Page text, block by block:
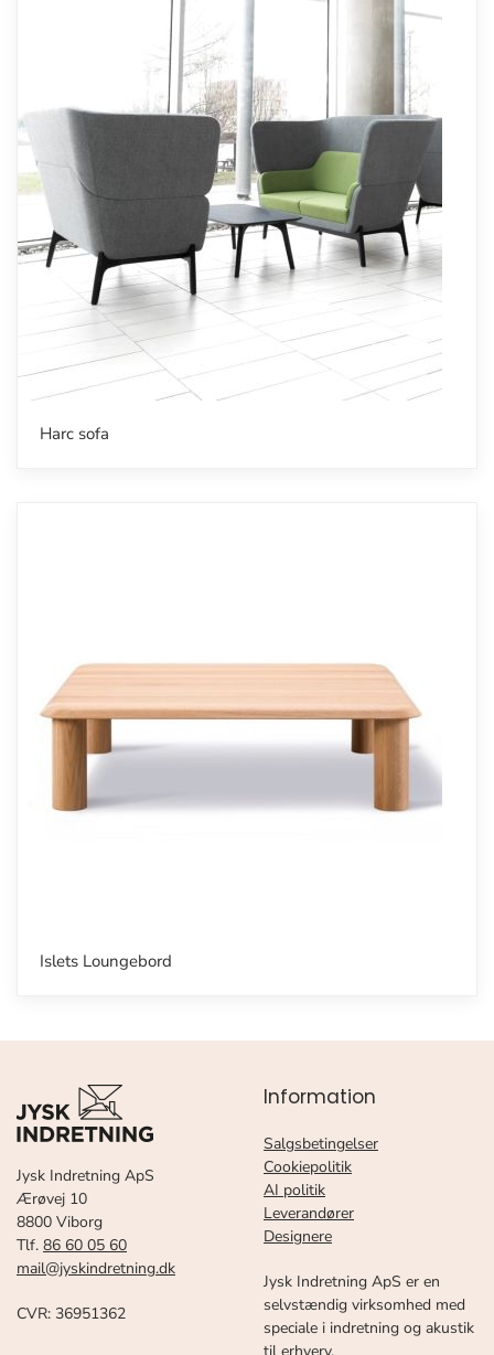
Harc sofa
Islets Loungebord
Jysk Indretning ApS
Ærøvej 10
8800 Viborg
Tlf. 86 60 05 60
mail@jyskindretning.dk
CVR: 36951362
Information
Salgsbetingelser
Cookiepolitik
AI politik
Leverandører
Designere
Jysk Indretning ApS er en
selvstændig virksomhed med
speciale i indretning og akustik